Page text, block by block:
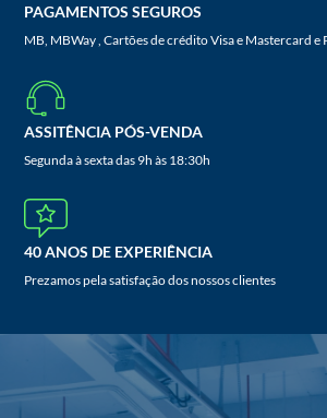
PAGAMENTOS SEGUROS
MB, MBWay , Cartões de crédito Visa e Mastercard e
ASSITÊNCIA PÓS-VENDA
Segunda à sexta das 9h às 18:30h
40 ANOS DE EXPERIÊNCIA
Prezamos pela satisfação dos nossos clientes